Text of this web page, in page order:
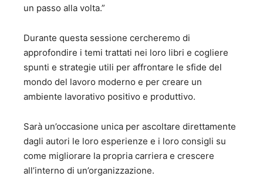
la mente". Ho scoperto che il libro è uno strumento
venga letto, ancor più se da una persona che da un po'
non leggeva, mi da una scarica di felicità (altro che
dopamina) che non ha paragoni. Da qualche anno ho poi
sviluppato una passione per il marketing e la
comunicazione che mi hanno portato a ricoprire il ruolo di
veramente inclusiva edinamica, mossa dagli obiettivi, che
condivido, della parità di genere, dell'inclusione, del
women empowerment.
un passo alla volta.”
Durante questa sessione cercheremo di
approfondire i temi trattati nei loro libri e cogliere
spunti e strategie utili per affrontare le sfide del
mondo del lavoro moderno e per creare un
ambiente lavorativo positivo e produttivo.
Sarà un’occasione unica per ascoltare direttamente
dagli autori le loro esperienze e i loro consigli su
come migliorare la propria carriera e crescere
all’interno di un’organizzazione.